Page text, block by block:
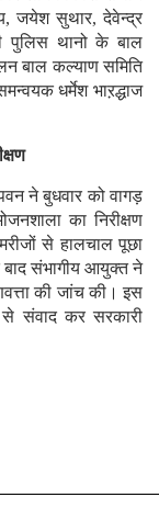
जयेश सुथार, देवेन्द्र
पुलिस थानो के बाल
बाल कल्याण समिति
धर्मेश भाऱद्धाज
ने बुधवार को वागड़
का निरीक्षण
से हालचाल पूछा
संभागीय आयुक्त ने
की जांच की। इस
से संवाद कर सरकारी